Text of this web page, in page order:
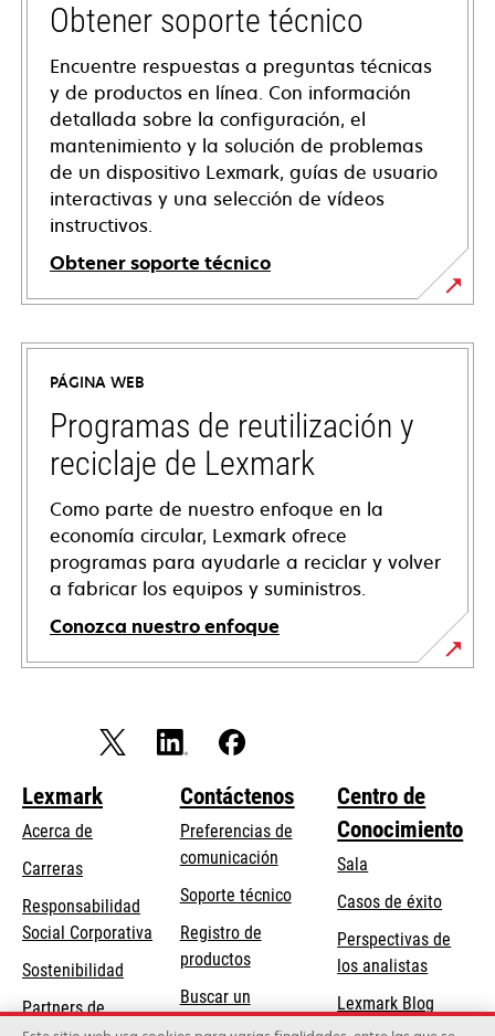
Obtener soporte técnico
Encuentre respuestas a preguntas técnicas
y de productos en línea. Con información
detallada sobre la configuración, el
mantenimiento y la solución de problemas
de un dispositivo Lexmark, guías de usuario
interactivas y una selección de vídeos
instructivos.
Obtener soporte técnico
se
abre
una
pestaña
nueva
PÁGINA WEB
Programas de reutilización y
reciclaje de Lexmark
Como parte de nuestro enfoque en la
economía circular, Lexmark ofrece
programas para ayudarle a reciclar y volver
a fabricar los equipos y suministros.
Conozca nuestro enfoque
Lexmark
Acerca de
Carreras
Responsabilidad
Social Corporativa
abre
una
Sostenibilidad
Partners de
Contáctenos
Preferencias de
comunicación
Soporte técnicose
pestaña
nueva
Registro de
productos
Buscar un
concesionario
Centro de
Conocimiento
Sala
Casos de éxito
Perspectivas de
los analistas
Lexmark Blog